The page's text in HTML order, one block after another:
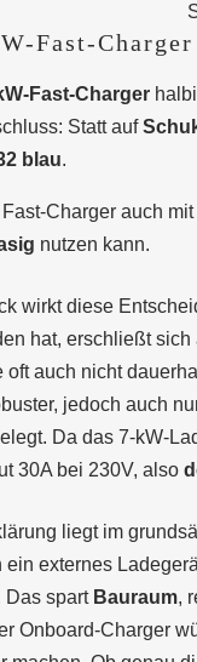
Fast-Charger
Fast-Charger
Statt auf
blau.
Charger auch
nutzen kann.
wirkt diese
hat, erschließt sich
auch nicht
jedoch auch
Da das 7-kW-
30A bei 230V, also
liegt im
externes
Das spart Bauraum,
Onboard-Charger